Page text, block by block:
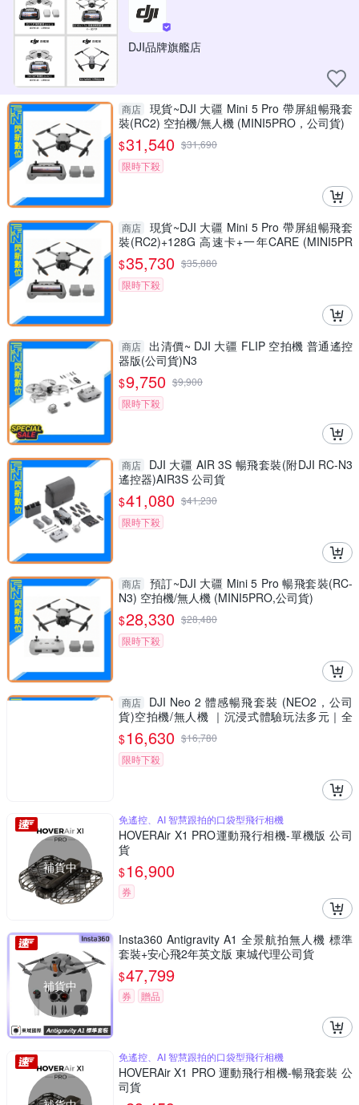
DJI品牌旗艦店
商店
現貨~DJI 大疆 Mini 5 Pro 帶屏組暢飛套
裝(RC2) 空拍機/無人機 (MINI5PRO，公司貨)
$31,540 $31,690
限時下殺
商店
現貨~DJI 大疆 Mini 5 Pro 帶屏組暢飛套
裝(RC2)+128G 高速卡+一年CARE (MINI5PR
O，公司貨)空拍機/無人機
$35,730 $35,880
限時下殺
商店
出清價~ DJI 大疆 FLIP 空拍機 普通遙控
器版(公司貨)N3
$9,750 $9,900
限時下殺
商店
DJI 大疆 AIR 3S 暢飛套裝(附DJI RC-N3
遙控器)AIR3S 公司貨
$41,080 $41,230
限時下殺
商店
預訂~DJI 大疆 Mini 5 Pro 暢飛套裝(RC-
N3) 空拍機/無人機 (MINI5PRO,公司貨)
$28,330 $28,480
限時下殺
商店
DJI Neo 2 體感暢飛套裝 (NEO2，公司
貨)空拍機/無人機 ｜沉浸式體驗玩法多元｜全
向避障最安心
$16,630 $16,780
限時下殺
補貨中
免遙控、AI 智慧跟拍的口袋型飛行相機
HOVERAir X1 PRO運動飛行相機-單機版 公司
貨
$16,900
券
補貨中
Insta360 Antigravity A1 全景航拍無人機 標準
套裝+安心飛2年英文版 東城代理公司貨
$47,799
券 贈品
免遙控、AI 智慧跟拍的口袋型飛行相機
HOVERAir X1 PRO 運動飛行相機-暢飛套裝 公
司貨